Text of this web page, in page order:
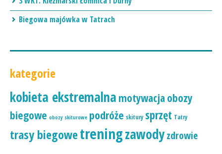
Biegowa majówka w Tatrach
kategorie
kobieta ekstremalna motywacja obozy
biegowe obozy skiturowe podróże skitury sprzęt Tatry
trasy biegowetreningzawodyzdrowie